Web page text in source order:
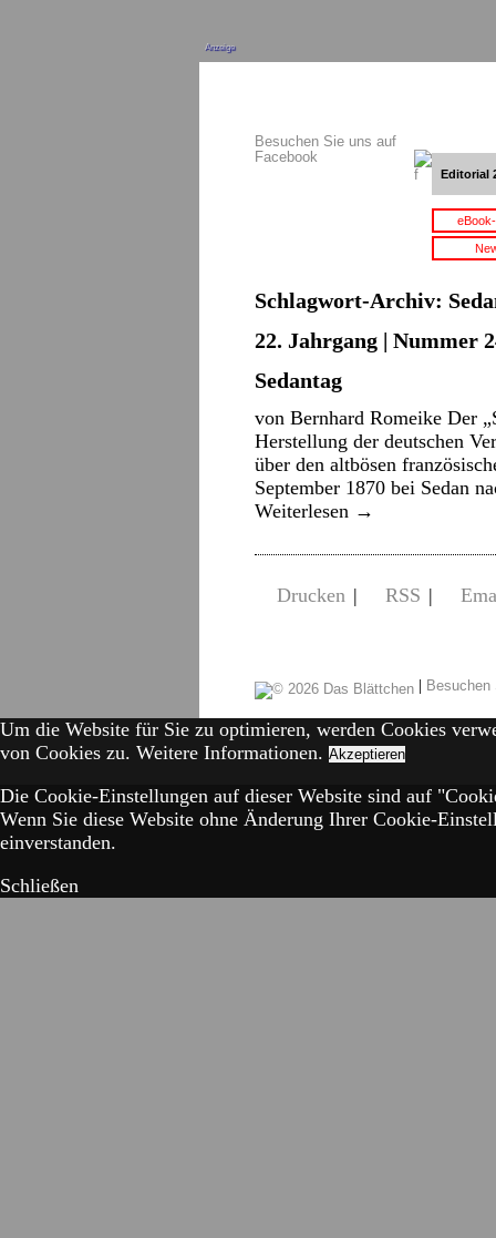
Anzeige
Besuchen Sie uns auf
Facebook
Editorial
Schlagwort-Archiv:
22. Jahrgang | Nummer
Sedantag
von Bernhard Romeike Der
Herstellung der deutschen
über den altbösen
September 1870 bei Sedan
Weiterlesen →
Drucken | RSS |
|
Um die Website für Sie zu optimieren, werden Cookies
von Cookies zu. Weitere Informationen. Akzeptieren
Die Cookie-Einstellungen auf dieser Website sind auf
Wenn Sie diese Website ohne Änderung Ihrer Cookie-
einverstanden.
Schließen